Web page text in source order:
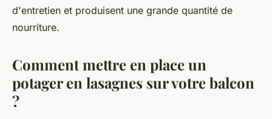
d'entretien et produisent une grande quantité de
nourriture.
Comment mettre en place un
potager en lasagnes sur votre balcon
?